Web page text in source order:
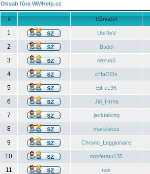
Obsah fóra WMHelp.cz
# Uživatel
1 UsiReV
2
Badel
3
nexus6
4
cHaOOs
5
EiFeL96
6
Jiri_Hrma
7
jacktalking
8
marklukes
9
Chrono_Leggionaire
10
nosferatu135
11
nox